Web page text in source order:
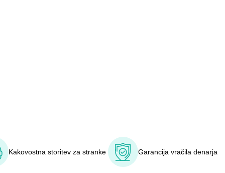
Kakovostna storitev za stranke Garancija vračila denarja